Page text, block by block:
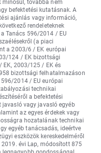
továbbá nem
befektetési kutatásnak. A
ajánlás vagy információ,
rendeleteknek
Tanács 596/2014 / EU
(a piaci
a 2003/6 / EK európai
124 / EK bizottsági
EK, 2003/125 / EK és
bizottsági felhatalmazáson
2014 / EU európai
technikai
a befektetési
vagy javasló egyéb
az egyes érdekek vagy
hozatalának technikai
egyéb tanácsadás, ideértve
eszközök kereskedelméről
évi Lap, módosított 875